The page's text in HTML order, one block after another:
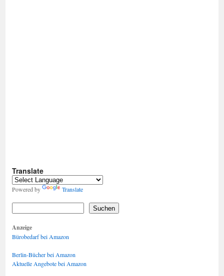
Translate
Powered by Translate
Suchen
Anzeige
Bürobedarf bei Amazon
Berlin-Bücher bei Amazon
Aktuelle Angebote bei Amazon